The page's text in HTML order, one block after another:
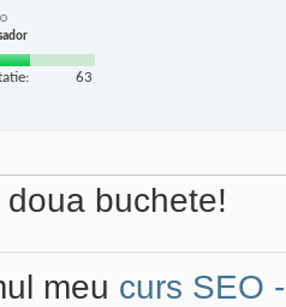
63
buchete!
meu curs SEO